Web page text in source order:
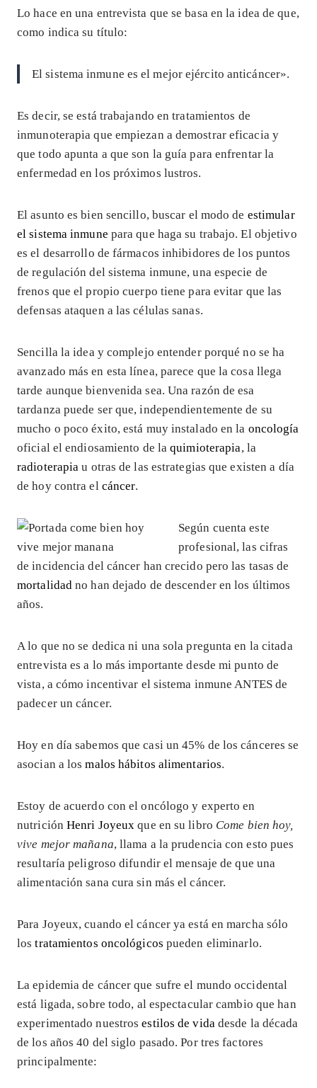
Lo hace en una entrevista que se basa en la idea de que,
como indica su título:
El sistema inmune es el mejor ejército anticáncer».
Es decir, se está trabajando en tratamientos de
inmunoterapia que empiezan a demostrar eficacia y
que todo apunta a que son la guía para enfrentar la
enfermedad en los próximos lustros.
El asunto es bien sencillo, buscar el modo de estimular
el sistema inmune para que haga su trabajo. El objetivo
es el desarrollo de fármacos inhibidores de los puntos
de regulación del sistema inmune, una especie de
frenos que el propio cuerpo tiene para evitar que las
defensas ataquen a las células sanas.
Sencilla la idea y complejo entender porqué no se ha
avanzado más en esta línea, parece que la cosa llega
tarde aunque bienvenida sea. Una razón de esa
tardanza puede ser que, independientemente de su
mucho o poco éxito, está muy instalado en la oncología
oficial el endiosamiento de laquimioterapia, la
radioterapia u otras de las estrategias que existen a día
de hoy contra el cáncer.
Según cuenta este
profesional, las cifras
de incidencia del cáncer han crecido pero las tasas de
mortalidad no han dejado de descender en los últimos
años.
A lo que no se dedica ni una sola pregunta en la citada
entrevista es a lo más importante desde mi punto de
vista, a cómo incentivar el sistema inmune ANTES de
padecer un cáncer.
Hoy en día sabemos que casi un 45% de los cánceres se
asocian a losmalos hábitos alimentarios.
Estoy de acuerdo con el oncólogo y experto en
nutriciónHenri Joyeux que en su libro Come bien hoy,
vive mejor mañana, llama a la prudencia con esto pues
resultaría peligroso difundir el mensaje de que una
alimentación sana cura sin más el cáncer.
Para Joyeux, cuando el cáncer ya está en marcha sólo
lostratamientos oncológicos pueden eliminarlo.
La epidemia de cáncer que sufre el mundo occidental
está ligada, sobre todo, al espectacular cambio que han
experimentado nuestrosestilos de vida desde la década
de los años 40 del siglo pasado. Por tres factores
principalmente: